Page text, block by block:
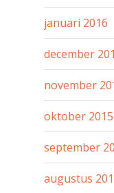
januari 2016
december
november
oktober 2015
september
augustus